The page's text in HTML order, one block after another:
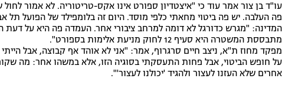
עו"ד בן צור אמר עוד כי ‏"איצטדיון ספורט אינו אקס-טריטוריה. לא אמור
פה העלבה. יש פה ביטוי מחאתי כלפי מוסד. היום זה בלומפילד של הפועל תל
המדינה: "מגרש כדורגל לא דומה למרחב ציבורי אחר. העמדה פה היא על
מתבססת המשטרה היא סעיף 12 לחוק מניעת אלימות בספורט".
מפקד מחוז ת"א, ניצב חיים סרגרוף, אמר: "אני לא אוהד אף קבוצה, אבל
על חופש הביטוי, אבל פחות התעסקתי בסוגיה הזו, אלא במשהו אחר: מה
אחרים שלא העזנו לעצור ולהגיד 'יכולנו לעצור'".